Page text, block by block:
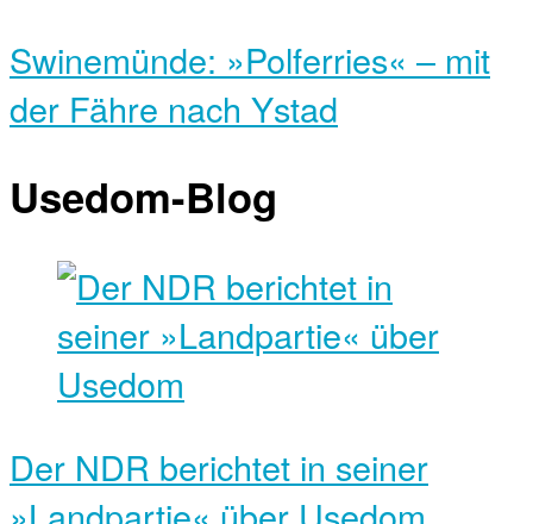
Swinemünde: »Polferries« – mit
der Fähre nach Ystad
Usedom-Blog
Der NDR berichtet in seiner